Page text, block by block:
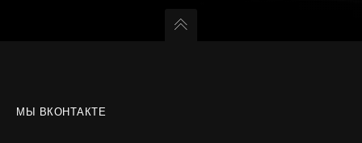
МЫ ВКОНТАКТЕ